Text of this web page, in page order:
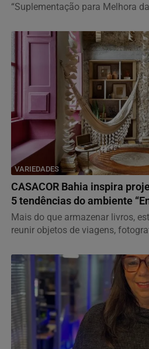
“Suplementação para Melhora
VARIEDADES
CASACOR Bahia inspira
5 tendências do ambiente
Mais do que armazenar livros,
reunir objetos de viagens,